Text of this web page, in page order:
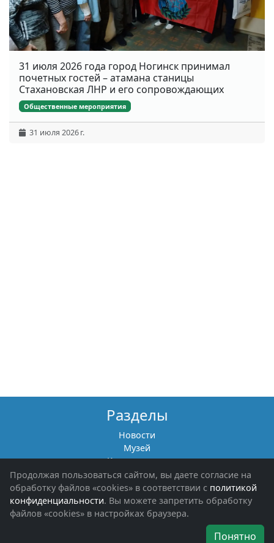
31 июля 2026 года город Ногинск принимал
почетных гостей – атамана станицы
Стахановская ЛНР и его сопровождающих
Общественные мероприятия
31 июля 2026 г.
Разделы
Новости
Музей
Книги памяти
Фотоальбомы
Обращения граждан
Помощь участникам СВО и их семьям
Об организации
Продолжая пользоваться сайтом, вы даете согласие на
обработку файлов «cookies» в соответствии с политикой
конфиденциальности. Вы можете запретить обработку
файлов «cookies» в настройках браузера.
Понятно